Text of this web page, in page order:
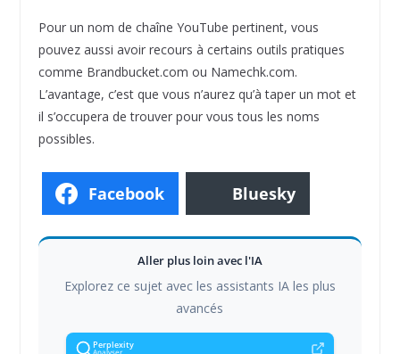
Pour un nom de chaîne YouTube pertinent, vous
pouvez aussi avoir recours à certains outils pratiques
comme Brandbucket.com ou Namechk.com.
L’avantage, c’est que vous n’aurez qu’à taper un mot et
il s’occupera de trouver pour vous tous les noms
possibles.
Facebook Bluesky
Aller plus loin avec l'IA
Explorez ce sujet avec les assistants IA les plus
avancés
Perplexity